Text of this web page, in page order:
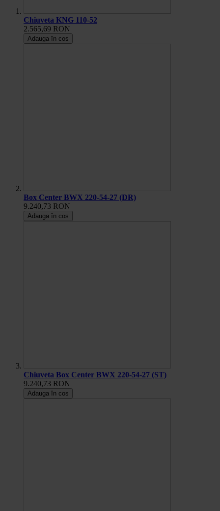
Chiuveta KNG 110-52
2.565,69 RON
Adauga în cos
Box Center BWX 220-54-27 (DR)
9.240,73 RON
Adauga în cos
Chiuveta Box Center BWX 220-54-27 (ST)
9.240,73 RON
Adauga în cos